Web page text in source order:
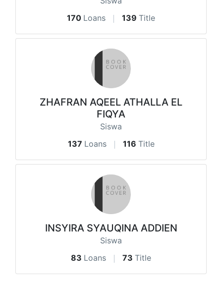
170 Loans 139 Title
ZHAFRAN AQEEL ATHALLA EL
FIQYA
Siswa
137 Loans 116 Title
INSYIRA SYAUQINA ADDIEN
Siswa
83 Loans 73 Title